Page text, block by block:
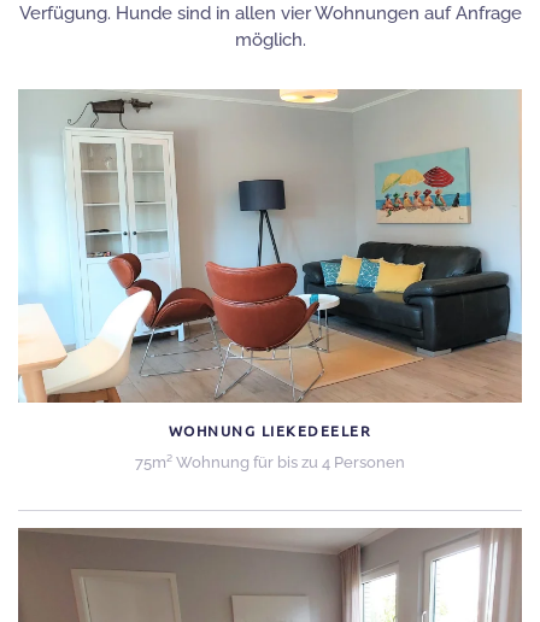
Verfügung. Hunde sind in allen vier Wohnungen auf Anfrage
möglich.
WOHNUNG LIEKEDEELER
75m² Wohnung für bis zu 4 Personen